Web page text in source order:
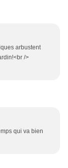
arbustent
/>
qui va bien